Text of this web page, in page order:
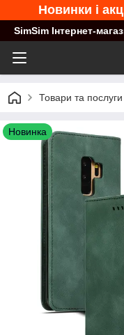
Новинки і
SimSim Інтернет-
Товари та послуги
Новинка